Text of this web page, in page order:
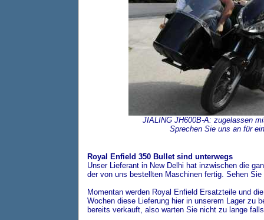
JIALING JH600B-A: zugelassen
Sprechen Sie uns an für
Royal Enfield 350 Bullet sind unterwegs
Unser Lieferant in New Delhi hat inzwischen die
der von uns bestellten Maschinen fertig. Sehen
Momentan werden Royal Enfield Ersatzteile und
Wochen diese Lieferung hier in unserem Lager zu
bereits verkauft, also warten Sie nicht zu lange